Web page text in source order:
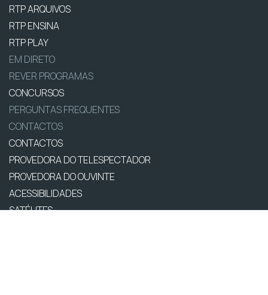
RTP ARQUIVOS
RTP ENSINA
RTP PLAY
EM DIRETO
REVER PROGRAMAS
CONCURSOS
PERGUNTAS FREQUENTES
CONTACTOS
CONTACTOS
PROVEDORA DO TELESPECTADOR
PROVEDORA DO OUVINTE
ACESSIBILIDADES
SATÉLITES